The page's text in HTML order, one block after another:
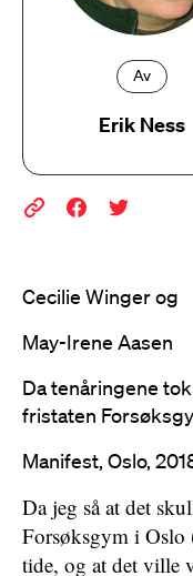
Av
Erik Ness
Cecilie Winger og
May-Irene Aasen
Da tenåringene
fristaten
Manifest, Oslo,
Da jeg så at det
Forsøksgym i Oslo
tide, og at det ville